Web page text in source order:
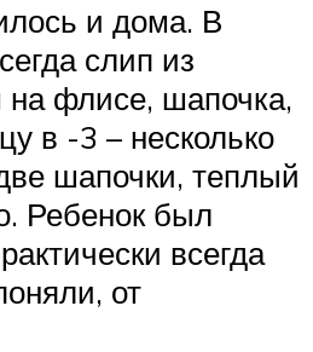
и дома. В
слип из
на флисе, шапочка,
в -3 – несколько
шапочки, теплый
Ребенок был
всегда
от